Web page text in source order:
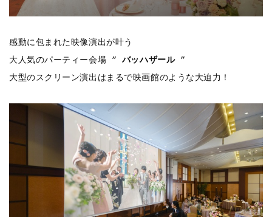
感動に包まれた映像演出が叶う
大人気のパーティー会場 ” バッハザール”
大型のスクリーン演出はまるで映画館のような大迫力！